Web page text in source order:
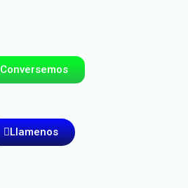
Conversemos
Llamenos